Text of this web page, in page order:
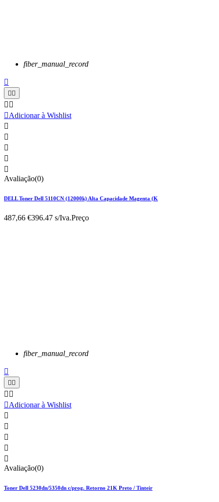
fiber_manual_record


 
Adicionar à Wishlist





Avaliação(0)
DELL Toner Dell 5110CN (12000k) Alta Capacidade Magenta (K
487,66 €396.47 s/Iva.Preço
fiber_manual_record


 
Adicionar à Wishlist





Avaliação(0)
Toner Dell 5230dn/5350dn c/prog. Retorno 21K Preto / Tinteir